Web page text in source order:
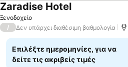
Ξενοδοχείο
Zaradise Hotel
/ Δεν υπάρχει διαθέσιμη βαθμολογία
Επιλέξτε ημερομηνίες, για να
δείτε τις ακριβείς τιμές